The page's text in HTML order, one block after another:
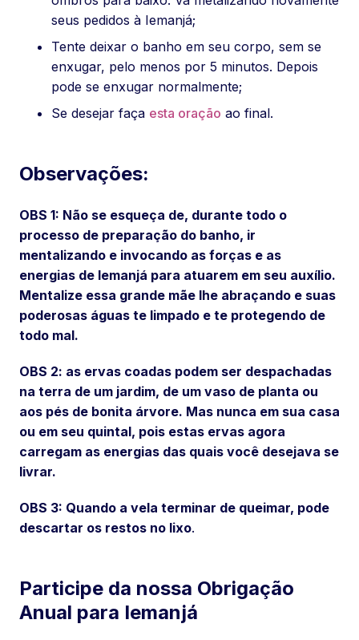
seus pedidos à Iemanjá;
Tente deixar o banho em seu corpo, sem se
enxugar, pelo menos por 5 minutos. Depois
pode se enxugar normalmente;
Se desejar faça esta oração ao final.
Observações:
OBS 1: Não se esqueça de, durante todo o
processo de preparação do banho, ir
mentalizando e invocando as forças e as
energias de Iemanjá para atuarem em seu auxílio.
Mentalize essa grande mãe lhe abraçando e suas
poderosas águas te limpado e te protegendo de
todo mal.
OBS 2: as ervas coadas podem ser despachadas
na terra de um jardim, de um vaso de planta ou
aos pés de bonita árvore. Mas nunca em sua casa
ou em seu quintal, pois estas ervas agora
carregam as energias das quais você desejava se
livrar.
OBS 3: Quando a vela terminar de queimar, pode
descartar os restos no lixo.
Participe da nossa Obrigação
Anual para Iemanjá